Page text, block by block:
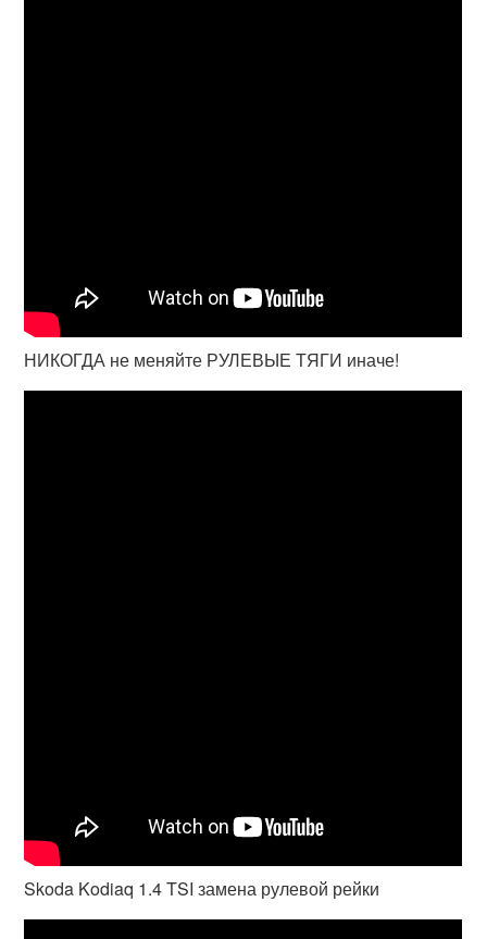
НИКОГДА не меняйте РУЛЕВЫЕ ТЯГИ иначе!
Skoda Kodiaq 1.4 TSI замена рулевой рейки